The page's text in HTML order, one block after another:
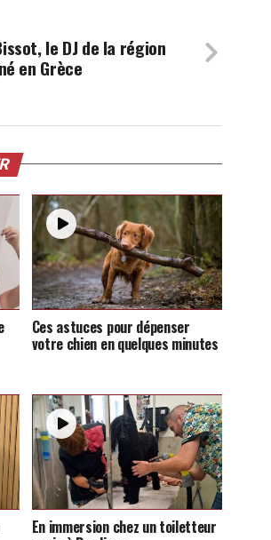
le DJ de la région
en Grèce
Ces astuces pour dépenser
votre chien en quelques minutes
En immersion chez un toiletteur